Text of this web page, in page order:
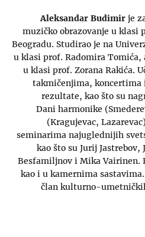
Aleksandar Budimir je
muzičko obrazovanje u klasi
Beogradu. Studirao je na
u klasi prof. Radomira
u klasi prof. Zorana Rakića.
takmičenjima, koncertima
rezultate, kao što su
Dani harmonike
(Kragujevac,
seminarima najuglednijih
kao što su Jurij
Besfamiljnov i Mika Vairinen.
kao i u kamernima
član kulturno-